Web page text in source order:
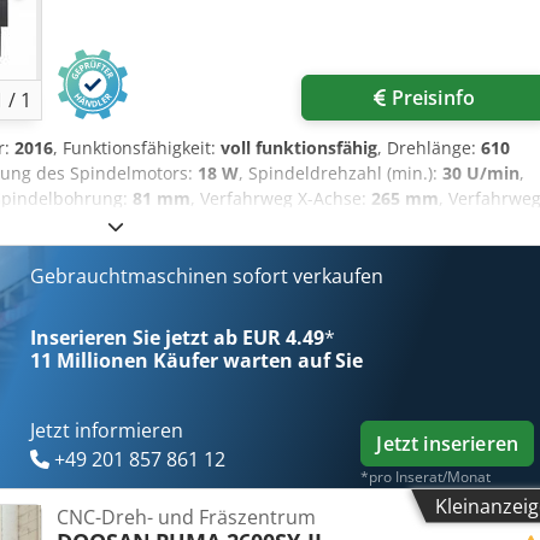
/ 1 Preisinfo
2016, Funktionsfähigkeit: voll funktionsfähig, Drehlänge: 610
des Spindelmotors: 18 W, Spindeldrehzahl (min.): 30 U/min,
81 mm, Verfahrweg X-Achse: 265 mm, Verfahrweg
, Eilgang Z-Achse:
3’500 mm, Gesamtbreite:1’700 mm, Spindelnase:
über Oberschlitten:460 mm, Spindeldurchmesser:
einer CNC-Steuerung vom Typ Fanuc 0i-TF. Codpfxszrnl Aj
Gebrauchtmaschinen sofort verkaufen
Inserieren Sie jetzt ab EUR 4.49*
11 Millionen Käufer warten auf Sie
Jetzt informieren
+49 201 857 861 12
Jetzt inserieren
*pro Inserat/Monat
CNC-Dreh- und Fräszentrum